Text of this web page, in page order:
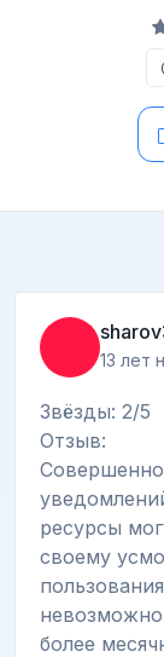
13 лет
Звёзды: 2/5
Отзыв:
Совершенно
ресурсы
своему
более